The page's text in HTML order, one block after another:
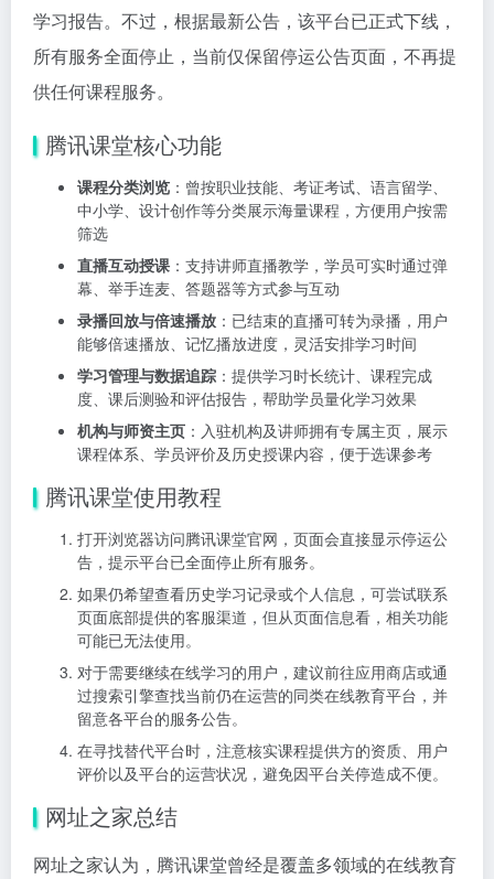
学习报告。不过，根据最新公告，该平台已正式下线，
所有服务全面停止，当前仅保留停运公告页面，不再提
供任何课程服务。
腾讯课堂核心功能
课程分类浏览 ：曾按职业技能、考证考试、语言留学、
中小学、设计创作等分类展示海量课程，方便用户按需
筛选
直播互动授课 ：支持讲师直播教学，学员可实时通过弹
幕、举手连麦、答题器等方式参与互动
录播回放与倍速播放 ：已结束的直播可转为录播，用户
能够倍速播放、记忆播放进度，灵活安排学习时间
学习管理与数据追踪 ：提供学习时长统计、课程完成
度、课后测验和评估报告，帮助学员量化学习效果
机构与师资主页 ：入驻机构及讲师拥有专属主页，展示
课程体系、学员评价及历史授课内容，便于选课参考
腾讯课堂使用教程
打开浏览器访问腾讯课堂官网，页面会直接显示停运公
告，提示平台已全面停止所有服务。
如果仍希望查看历史学习记录或个人信息，可尝试联系
页面底部提供的客服渠道，但从页面信息看，相关功能
可能已无法使用。
对于需要继续在线学习的用户，建议前往应用商店或通
过搜索引擎查找当前仍在运营的同类在线教育平台，并
留意各平台的服务公告。
在寻找替代平台时，注意核实课程提供方的资质、用户
评价以及平台的运营状况，避免因平台关停造成不便。
网址之家总结
网址之家认为，腾讯课堂曾经是覆盖多领域的在线教育